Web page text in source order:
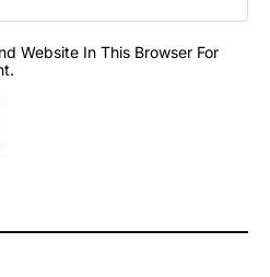
Website In This Browser For